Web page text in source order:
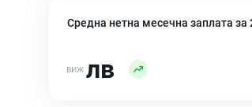
Средна нетна месечна заплата за
лв